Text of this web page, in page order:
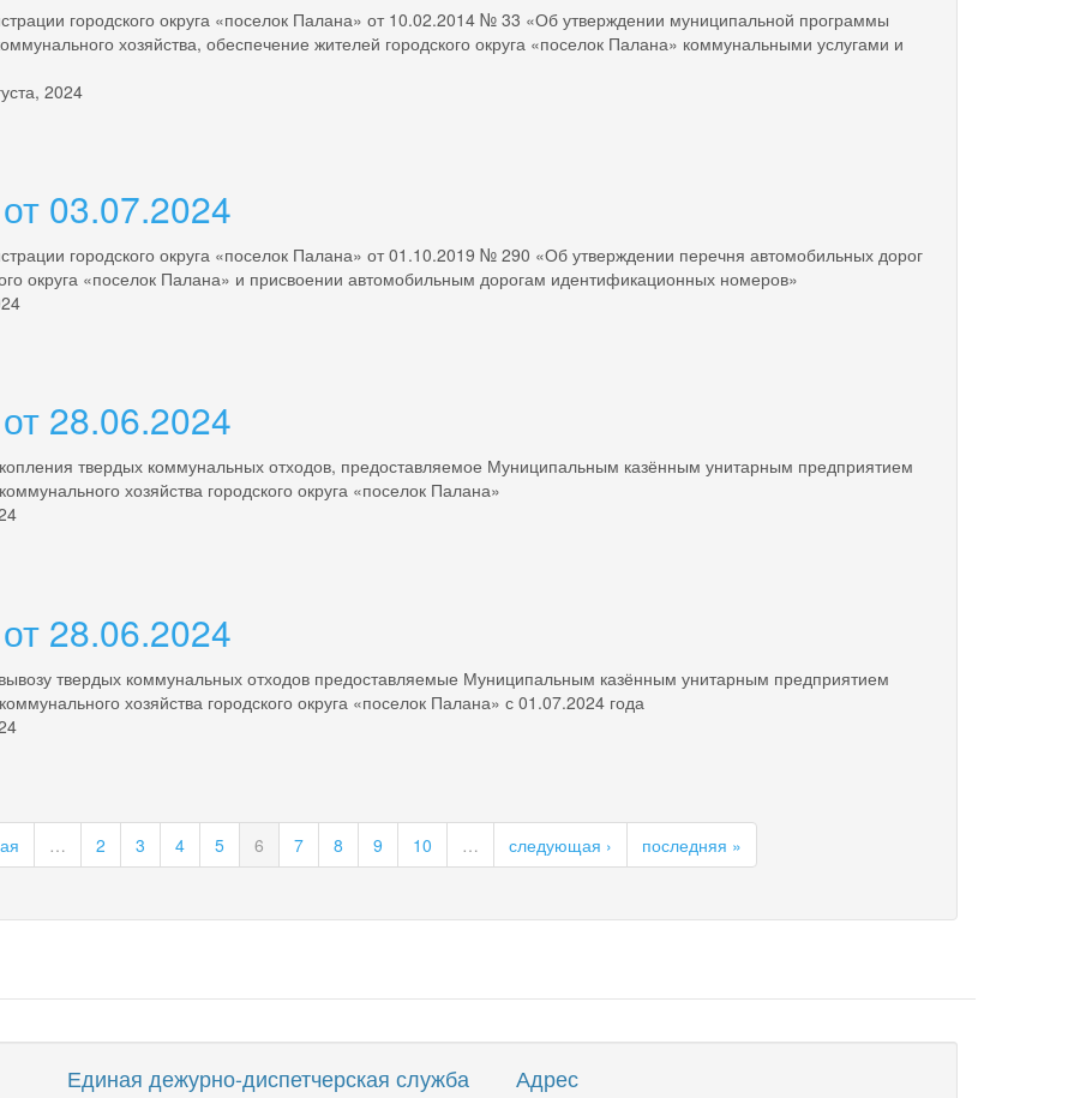
городского округа «поселок Палана» от 10.02.2014 № 33 «Об утверждении муниципальной программы
хозяйства, обеспечение жителей городского округа «поселок Палана» коммунальными услугами и
2024
03.07.2024
городского округа «поселок Палана» от 01.10.2019 № 290 «Об утверждении перечня автомобильных дорог
округа «поселок Палана» и присвоении автомобильным дорогам идентификационных номеров»
28.06.2024
твердых коммунальных отходов, предоставляемое Муниципальным казённым унитарным предприятием
хозяйства городского округа «поселок Палана»
28.06.2024
твердых коммунальных отходов предоставляемые Муниципальным казённым унитарным предприятием
хозяйства городского округа «поселок Палана» с 01.07.2024 года
… 2 3 4 5 6 7 8 9 10 … следующая › последняя »
Единая дежурно-диспетчерская служба Адрес